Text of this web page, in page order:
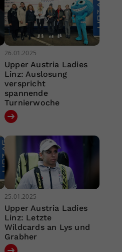
26.01.2025
Upper Austria Ladies
Linz: Auslosung
verspricht
spannende
Turnierwoche
25.01.2025
Upper Austria Ladies
Linz: Letzte
Wildcards an Lys und
Grabher